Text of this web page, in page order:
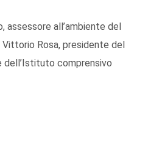
assessore all’ambiente del
Rosa, presidente del
dell’Istituto comprensivo